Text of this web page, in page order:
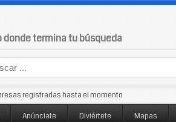
donde termina tu búsqueda
registradas hasta el momento
Anúnciate Diviértete Mapas